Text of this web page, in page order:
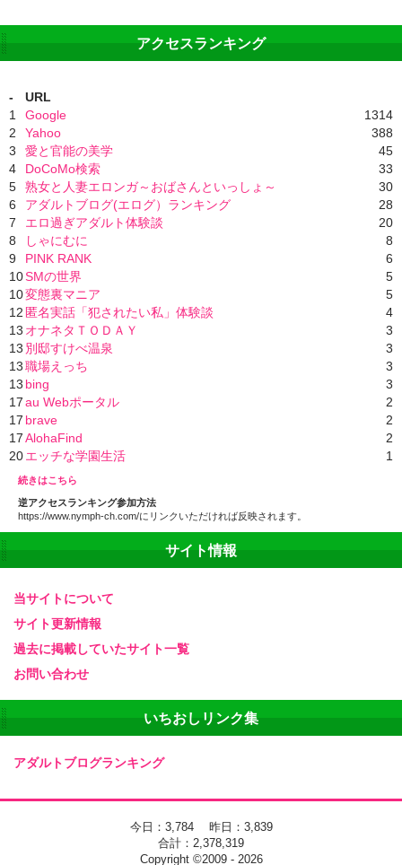
アクセスランキング
-
URL
1
Google
1314
2
Yahoo
388
3
愛と官能の美学
45
4
DoCoMo検索
33
5
熟女と人妻エロンガ～おばさんといっしょ～
30
6
アダルトブログ(エログ）ランキング
28
7
エロ過ぎアダルト体験談
20
8
しゃにむに
8
9
PINK RANK
6
10SMの世界
5
10変態裏マニア
5
12 匿名実話「犯されたい私」体験談
4
13 オナネタＴＯＤＡＹ
3
13 別邸すけべ温泉
3
13職場えっち
3
13 bing
3
17au Webポータル
2
17 brave
2
17AlohaFind
2
20エッチな学園生活 1
続きはこちら
逆アクセスランキング参加方法
https://www.nymph-ch.com/にリンクいただければ反映されます。
サイト情報
当サイトについて
サイト更新情報
過去に掲載していたサイト一覧
お問い合わせ
いちおしリンク集
アダルトブログランキング
今日：3,784 昨日：3,839
合計：2,378,319
Copyright ©2009 - 2026